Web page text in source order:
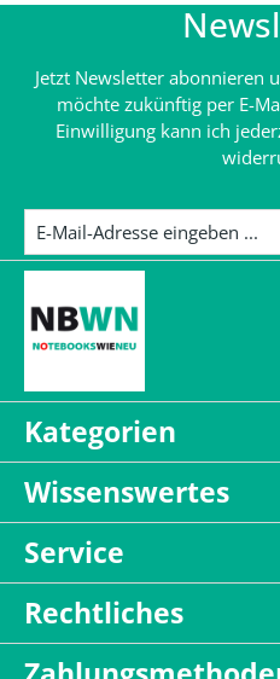
Jetzt Newsletter abonnieren
möchte zukünftig per E-
Einwilligung kann ich
Kategorien
Wissenswertes
Service
Rechtliches